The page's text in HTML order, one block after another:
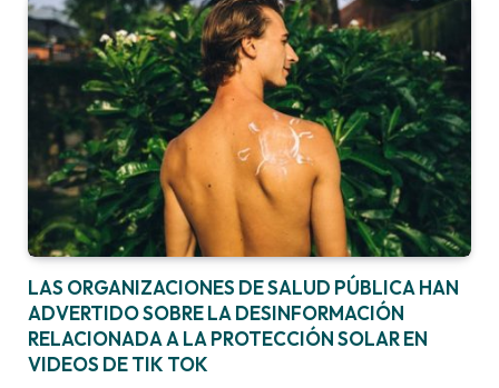
LAS ORGANIZACIONES DE SALUD PÚBLICA HAN
ADVERTIDO SOBRE LA DESINFORMACIÓN
RELACIONADA A LA PROTECCIÓN SOLAR EN
VIDEOS DE TIK TOK